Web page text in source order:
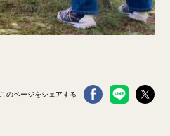
このページをシェアする